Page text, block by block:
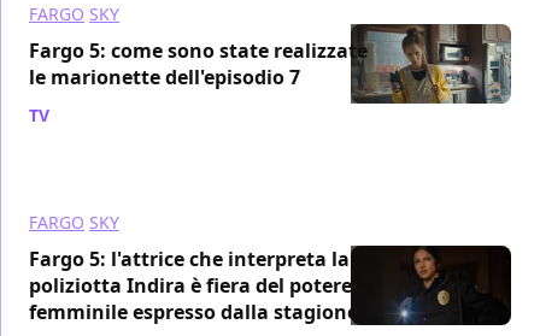
FARGO SKY
Fargo 5: come sono state realizzate
le marionette dell'episodio 7
TV
FARGO SKY
Fargo 5: l'attrice che interpreta la
poliziotta Indira è fiera del potere
femminile espresso dalla stagione